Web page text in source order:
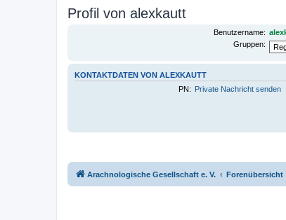
Profil von alexkautt
Benutzername:
Gruppen:
KONTAKTDATEN VON ALEXKAUTT
PN: Private Nachricht senden
Arachnologische Gesellschaft e. V. Forenübersicht